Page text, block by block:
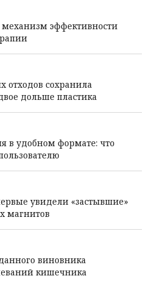
эффективности
отходов сохранила
дольше пластика
в удобном формате: что
увидели «застывшие»
магнитов
виновника
кишечника